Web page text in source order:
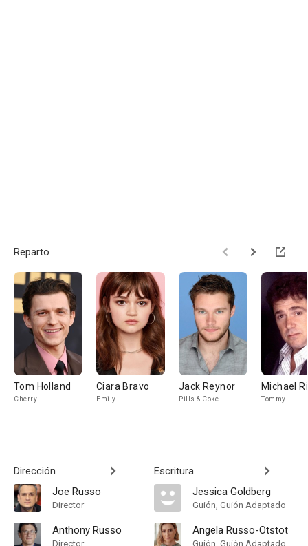
Reparto
Tom Holland
Cherry
Ciara Bravo
Emily
Jack Reynor
Pills & Coke
Michael
Tommy
Dirección
Joe Russo
Director
Anthony Russo
Director
Escritura
Jessica Goldberg
Guión, Guión Adaptado
Angela Russo-Otstot
Guión, Guión Adaptado